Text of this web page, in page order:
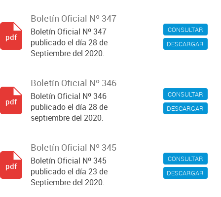
CONSULTAR
DESCARGAR
Boletín Oficial Nº 347
Boletín Oficial Nº 347
publicado el día 28 de
Septiembre del 2020.
pdf
CONSULTAR
DESCARGAR
Boletín Oficial Nº 346
Boletín Oficial Nº 346
publicado el día 28 de
septiembre del 2020.
pdf
CONSULTAR
DESCARGAR
Boletín Oficial Nº 345
Boletín Oficial Nº 345
publicado el día 23 de
Septiembre del 2020.
pdf